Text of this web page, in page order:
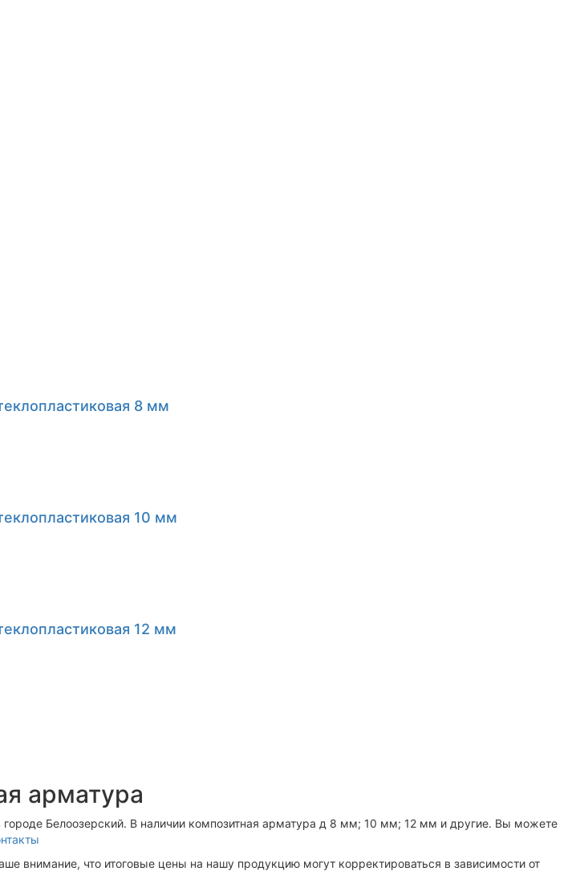
8 мм
10 мм
12 мм
арматура
городе Белоозерский. В наличии композитная арматура д 8 мм; 10 мм; 12 мм и другие. Вы можете
внимание, что итоговые цены на нашу продукцию могут корректироваться в зависимости от